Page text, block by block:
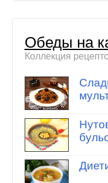
Обеды на
Коллекция